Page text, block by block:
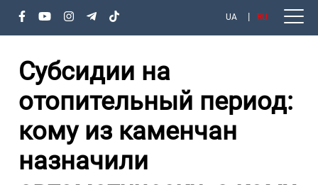
UA RU
Субсидии на
отопительный период:
кому из каменчан
назначили